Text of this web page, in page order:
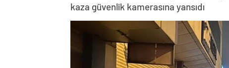
kaza güvenlik kamerasına yansıdı